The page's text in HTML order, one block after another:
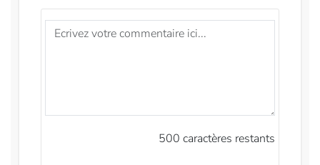
500 caractères restants